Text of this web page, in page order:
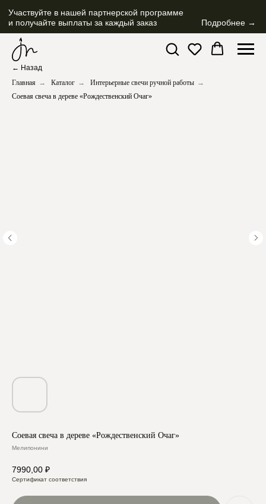
Участвуйте в нашей партнерской программе
и получайте выплаты за каждый заказ Подробнее →
← Назад
Главная → Каталог → Интерьерные свечи ручной работы →
Соевая свеча в дереве «Рождественский Очаг»
Соевая свеча в дереве «Рождественский Очаг»
Мелипонини
7990,00 ₽
Сертификат соответствия